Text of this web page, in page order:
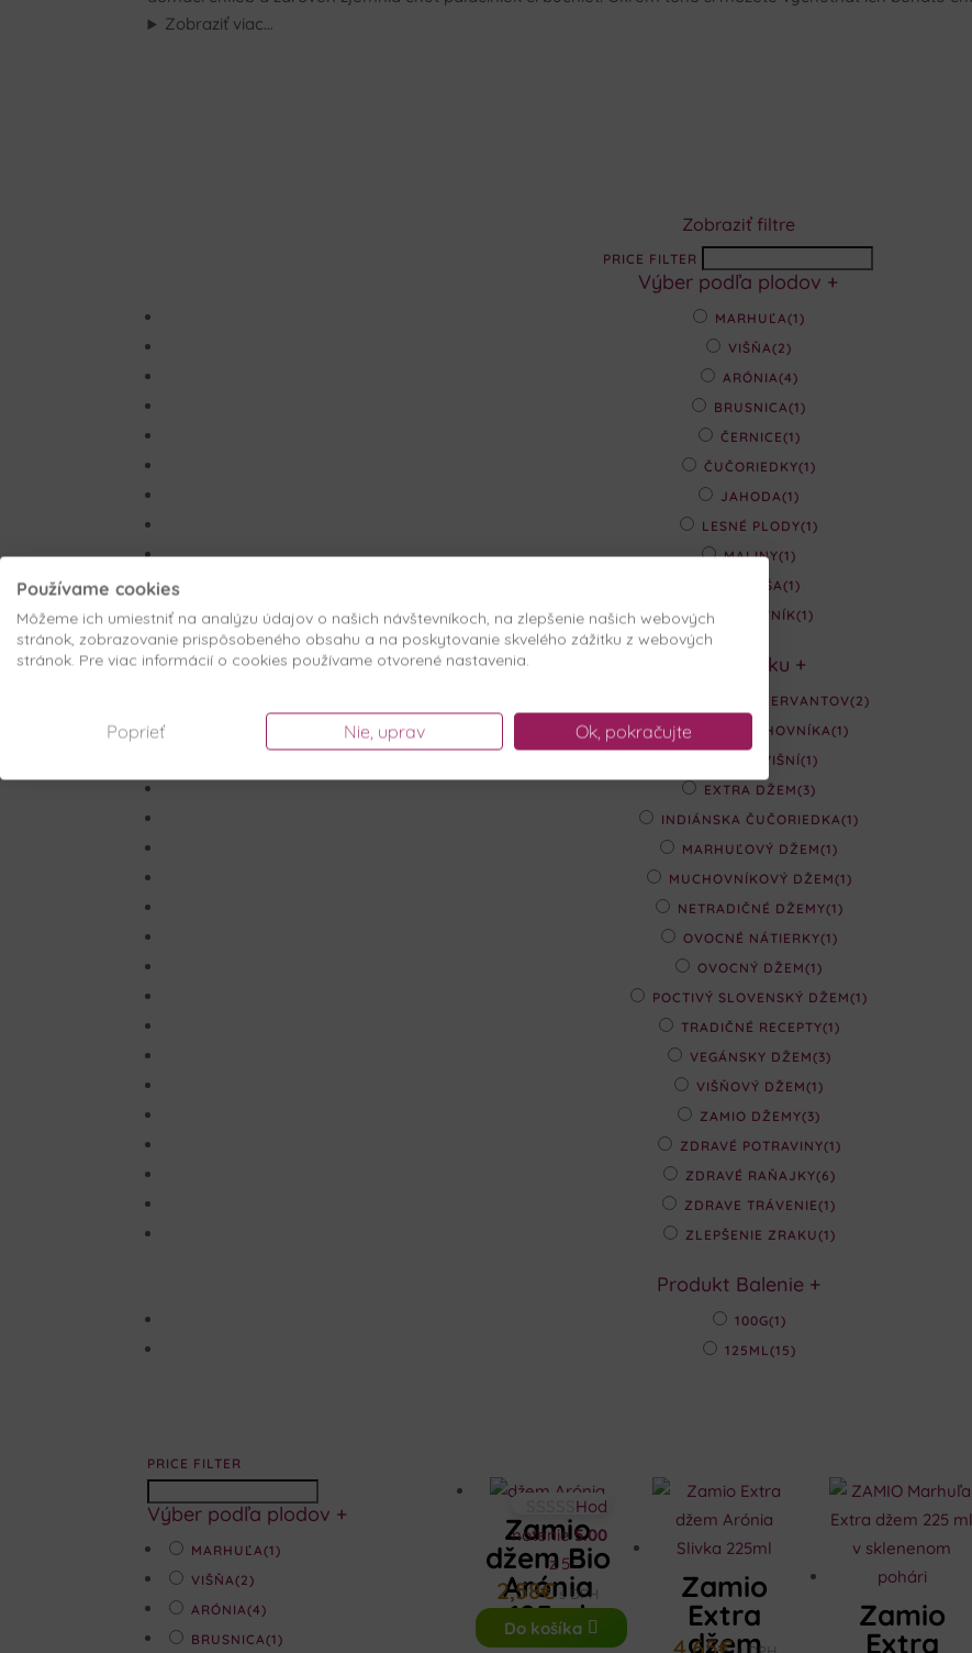
Zobraziť viac…
Zobraziť filtre
PRICE FILTER
Výber podľa plodov +
MARHUĽA(1)
VIŠŇA(2)
ARÓNIA(4)
BRUSNICA(1)
ČERNICE(1)
ČUČORIEDKY(1)
JAHODA(1)
LESNÉ PLODY(1)
MALINY(1)
MORUŠA(1)
MUCHOVNÍK(1)
Podľa účinku +
DŽEM BEZ KONZERVANTOV(2)
DŽEM Z MUCHOVNÍKA(1)
DŽEM Z VIŠNÍ(1)
EXTRA DŽEM(3)
INDIÁNSKA ČUČORIEDKA(1)
MARHUĽOVÝ DŽEM(1)
MUCHOVNÍKOVÝ DŽEM(1)
NETRADIČNÉ DŽEMY(1)
OVOCNÉ NÁTIERKY(1)
OVOCNÝ DŽEM(1)
POCTIVÝ SLOVENSKÝ DŽEM(1)
TRADIČNÉ RECEPTY(1)
VEGÁNSKY DŽEM(3)
VIŠŇOVÝ DŽEM(1)
ZAMIO DŽEMY(3)
ZDRAVÉ POTRAVINY(1)
ZDRAVÉ RAŇAJKY(6)
ZDRAVE TRÁVENIE(1)
ZLEPŠENIE ZRAKU(1)
Produkt Balenie +
100G(1)
125ML (15)
PRICE FILTER
Výber podľa plodov +
MARHUĽA(1)
VIŠŇA(2)
ARÓNIA(4)
BRUSNICA(1)
Zamio
džem Bio
Arónia
125ml
Hod
notenie5.00
z 5
2,58€s DPH
Do košíka
Zamio
Extra
džem
Zamio
Extra
Používame cookies
Môžeme ich umiestniť na analýzu údajov o našich návštevníkoch, na zlepšenie našich webových
stránok, zobrazovanie prispôsobeného obsahu a na poskytovanie skvelého zážitku z webových
stránok. Pre viac informácií o cookies používame otvorené nastavenia.
Poprieť Nie, uprav Ok, pokračujte